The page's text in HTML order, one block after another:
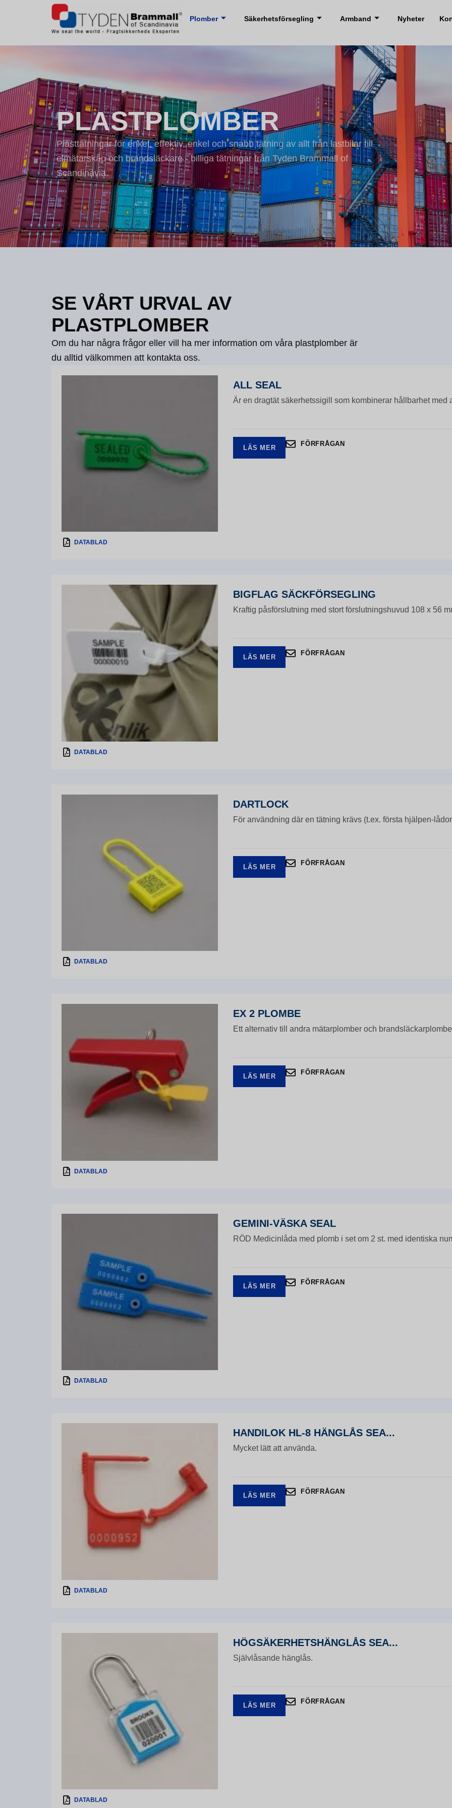
Plomber Säkerhetsförsegling Armband Nyheter
PLASTPLOMBER
Plasttätningar för enkel, effektiv, enkel och snabb tätning av allt från lastbilar till
elmätarskåp och brandsläckare - billiga tätningar från Tyden Brammall of
Scandinavia.
SE VÅRT URVAL AV
PLASTPLOMBER
Om du har några frågor eller vill ha mer information om våra plastplomber är
du alltid välkommen att kontakta oss.
DATABLAD
ALL SEAL
Är en dragtät säkerhetssigill som kombinerar hållbarhet med
LÄS MER
FÖRFRÅGAN
DATABLAD
BIGFLAG SÄCKFÖRSEGLING
Kraftig påsförslutning med stort förslutningshuvud 108 x 56
LÄS MER
FÖRFRÅGAN
DATABLAD
DARTLOCK
För användning där en tätning krävs (t.ex. första hjälpen-
LÄS MER
FÖRFRÅGAN
DATABLAD
EX 2 PLOMBE
Ett alternativ till andra mätarplomber och
LÄS MER
FÖRFRÅGAN
DATABLAD
GEMINI-VÄSKA SEAL
RÖD Medicinlåda med plomb i set om 2 st. med identiska
LÄS MER
FÖRFRÅGAN
DATABLAD
HANDILOK HL-8 HÄNGLÅS SEA...
Mycket lätt att använda.
LÄS MER
FÖRFRÅGAN
DATABLAD
HÖGSÄKERHETSHÄNGLÅS SEA...
Självlåsande hänglås.
LÄS MER
FÖRFRÅGAN